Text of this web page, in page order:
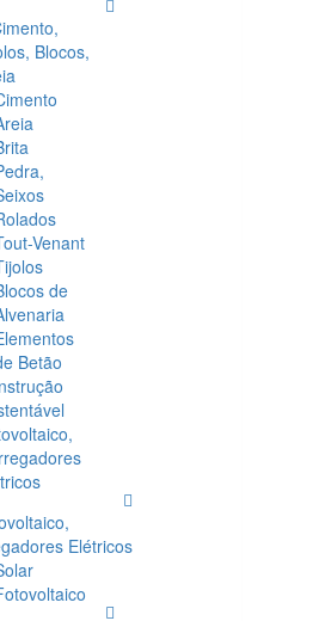
Blocos,
Venant
de
Betão
Elétricos